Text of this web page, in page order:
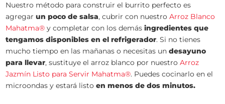
Nuestro método para construir el burrito perfecto es
agregarun poco de salsa, cubrir con nuestroArroz Blanco
Mahatma® y completar con los demásingredientes que
tengamos disponibles en el refrigerador. Si no tienes
mucho tiempo en las mañanas o necesitas undesayuno
para llevar, sustituye el arroz blanco por nuestro Arroz
Jazmín Listo para Servir Mahatma®. Puedes cocinarlo en el
microondas y estará listoen menos de dos minutos.